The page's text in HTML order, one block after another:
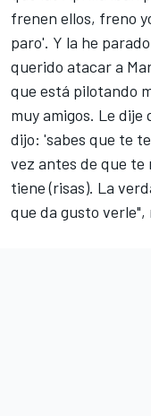
frenen ellos, freno
paro'. Y la he
querido atacar a
que está pilotando
muy amigos. Le dije
dijo: 'sabes que te
vez antes de que te
tiene (risas). La
que da gusto verle",